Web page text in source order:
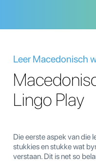
Leer Macedonisch
Lingo Play
Die eerste aspek van die
stukkies en stukke wat
verstaan. Dit is net so